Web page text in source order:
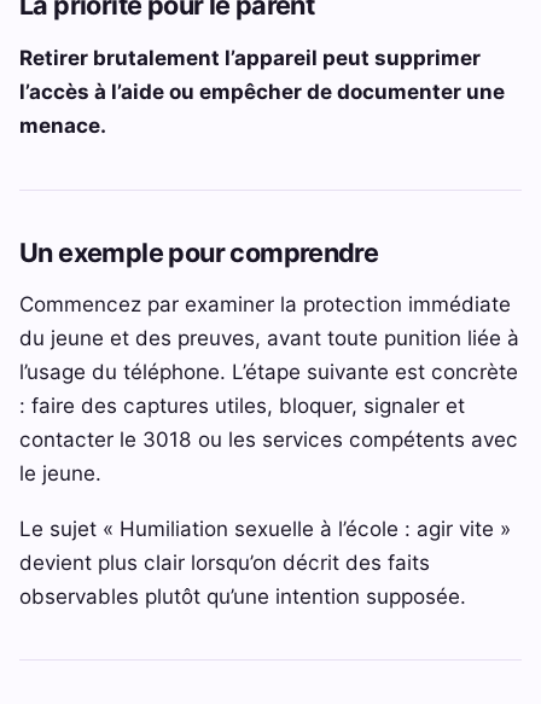
Retirer brutalement l’appareil peut supprimer
l’accès à l’aide ou empêcher de documenter une
menace.
Un exemple pour comprendre
Commencez par examiner la protection immédiate
du jeune et des preuves, avant toute punition liée à
l’usage du téléphone. L’étape suivante est concrète
: faire des captures utiles, bloquer, signaler et
contacter le 3018 ou les services compétents avec
le jeune.
Le sujet « Humiliation sexuelle à l’école : agir vite »
devient plus clair lorsqu’on décrit des faits
observables plutôt qu’une intention supposée.